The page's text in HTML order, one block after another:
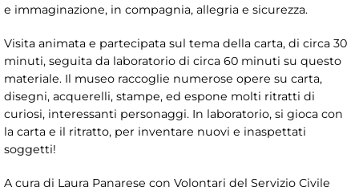
e immaginazione, in compagnia, allegria e sicurezza.
Visita animata e partecipata sul tema della carta, di circa 30
minuti, seguita da laboratorio di circa 60 minuti su questo
materiale. Il museo raccoglie numerose opere su carta,
disegni, acquerelli, stampe, ed espone molti ritratti di
curiosi, interessanti personaggi. In laboratorio, si gioca con
la carta e il ritratto, per inventare nuovi e inaspettati
soggetti!
A cura di Laura Panarese con Volontari del Servizio Civile